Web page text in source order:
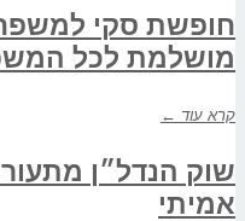
חופשת סקי
מושלמת לכל
קרא עוד ←
שוק הנדל״ן
אמיתי